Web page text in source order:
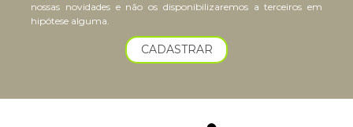
nossas novidades e não os disponibilizaremos a terceiros em
hipótese alguma.
CADASTRAR